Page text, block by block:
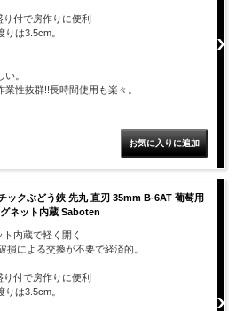
り付で房作りに便利
は3.5cm。
。
性抜群!!長時間使用も楽々。
ックぶどう鋏 先丸 直刃 35mm B-6AT 葡萄用
ネット内蔵 Saboten
内蔵で軽く開く
損による交換が不要で経済的。
り付で房作りに便利
は3.5cm。